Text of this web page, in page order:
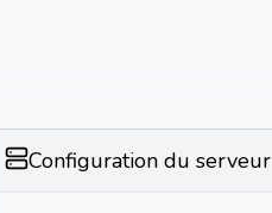
Configuration du serveur